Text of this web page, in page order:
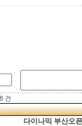
건
다이나믹 부산오